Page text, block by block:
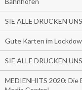
SIE ALLE DRUCKEN
Gute Karten im
SIE ALLE DRUCKEN
MEDIENHITS 2020: